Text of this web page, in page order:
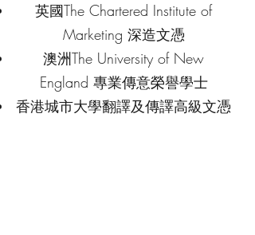
英國The Chartered Institute of
Marketing 深造文憑
澳洲The University of New
England 專業傳意榮譽學士
香港城市大學翻譯及傳譯高級文憑